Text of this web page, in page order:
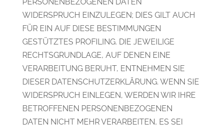
WIDERSPRUCH EINZULEGEN; DIES GILT AUCH
FÜR EIN AUF DIESE BESTIMMUNGEN
GESTÜTZTES PROFILING. DIE JEWEILIGE
RECHTSGRUNDLAGE, AUF DENEN EINE
VERARBEITUNG BERUHT, ENTNEHMEN SIE
DIESER DATENSCHUTZERKLÄRUNG. WENN SIE
WIDERSPRUCH EINLEGEN, WERDEN WIR IHRE
BETROFFENEN PERSONENBEZOGENEN
DATEN NICHT MEHR VERARBEITEN, ES SEI